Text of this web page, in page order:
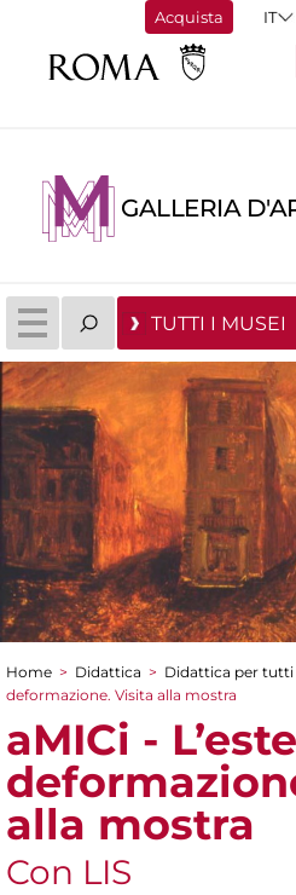
Acquista
GALLERIA
TUTTI I MUSEI
Tu sei qui
Home > Didattica > Didattica per tutti
deformazione. Visita alla mostra
aMICi -
alla mostra
Con LIS